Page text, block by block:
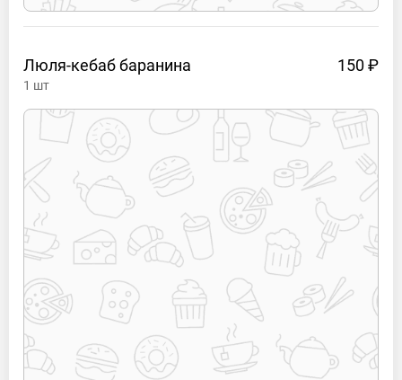
Люля-кебаббаранина 150 ₽
1 шт